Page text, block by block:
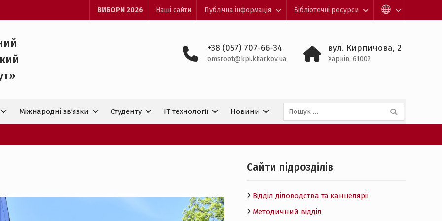
ВИБОРИ 2026 Наші сайти Публічна інформація Бібліотечні ресурси
+38 (057) 707-66-34
omsroot@kpi.kharkov.ua
вул. Кирпичова, 2
Харків, 61002
Міжнародні зв’язки Студенту IT технологiї Новини
Пошук:
Cайти підрозділів
Відділ діловодства та канцелярії
Методичний відділ